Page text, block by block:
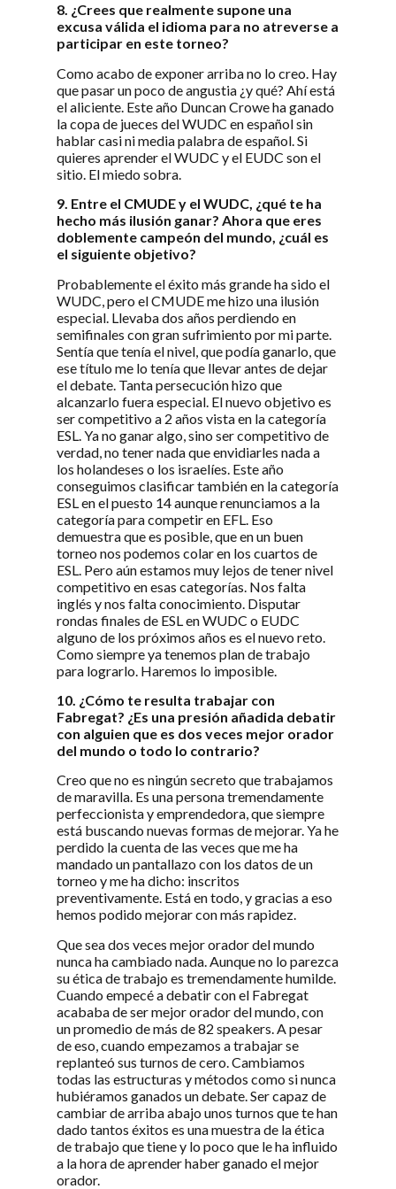
8. ¿Crees que realmente supone una
excusa válida el idioma para no atreverse a
participar en este torneo?
Como acabo de exponer arriba no lo creo. Hay
que pasar un poco de angustia ¿y qué? Ahí está
el aliciente. Este año Duncan Crowe ha ganado
la copa de jueces del WUDC en español sin
hablar casi ni media palabra de español. Si
quieres aprender el WUDC y el EUDC son el
sitio. El miedo sobra.
9. Entre el CMUDE y el WUDC, ¿qué te ha
hecho más ilusión ganar? Ahora que eres
doblemente campeón del mundo, ¿cuál es
el siguiente objetivo?
Probablemente el éxito más grande ha sido el
WUDC, pero el CMUDE me hizo una ilusión
especial. Llevaba dos años perdiendo en
semifinales con gran sufrimiento por mi parte.
Sentía que tenía el nivel, que podía ganarlo, que
ese título me lo tenía que llevar antes de dejar
el debate. Tanta persecución hizo que
alcanzarlo fuera especial. El nuevo objetivo es
ser competitivo a 2 años vista en la categoría
ESL. Ya no ganar algo, sino ser competitivo de
verdad, no tener nada que envidiarles nada a
los holandeses o los israelíes. Este año
conseguimos clasificar también en la categoría
ESL en el puesto 14 aunque renunciamos a la
categoría para competir en EFL. Eso
demuestra que es posible, que en un buen
torneo nos podemos colar en los cuartos de
ESL. Pero aún estamos muy lejos de tener nivel
competitivo en esas categorías. Nos falta
inglés y nos falta conocimiento. Disputar
rondas finales de ESL en WUDC o EUDC
alguno de los próximos años es el nuevo reto.
Como siempre ya tenemos plan de trabajo
para lograrlo. Haremos lo imposible.
10. ¿Cómo te resulta trabajar con
Fabregat? ¿Es una presión añadida debatir
con alguien que es dos veces mejor orador
del mundo o todo lo contrario?
Creo que no es ningún secreto que trabajamos
de maravilla. Es una persona tremendamente
perfeccionista y emprendedora, que siempre
está buscando nuevas formas de mejorar. Ya he
perdido la cuenta de las veces que me ha
mandado un pantallazo con los datos de un
torneo y me ha dicho: inscritos
preventivamente. Está en todo, y gracias a eso
hemos podido mejorar con más rapidez.
Que sea dos veces mejor orador del mundo
nunca ha cambiado nada. Aunque no lo parezca
su ética de trabajo es tremendamente humilde.
Cuando empecé a debatir con el Fabregat
acababa de ser mejor orador del mundo, con
un promedio de más de 82 speakers. A pesar
de eso, cuando empezamos a trabajar se
replanteó sus turnos de cero. Cambiamos
todas las estructuras y métodos como si nunca
hubiéramos ganados un debate. Ser capaz de
cambiar de arriba abajo unos turnos que te han
dado tantos éxitos es una muestra de la ética
de trabajo que tiene y lo poco que le ha influido
a la hora de aprender haber ganado el mejor
orador.